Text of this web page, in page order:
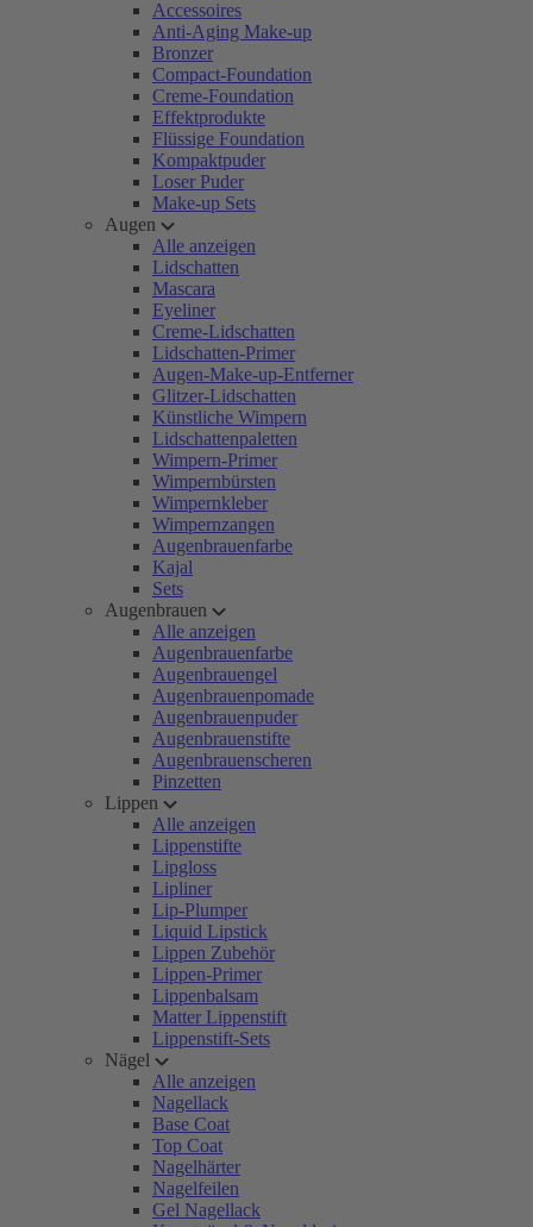
Accessoires
Anti-Aging Make-up
Bronzer
Compact-Foundation
Creme-Foundation
Effektprodukte
Flüssige Foundation
Kompaktpuder
Loser Puder
Make-up Sets
Augen
Alle anzeigen
Lidschatten
Mascara
Eyeliner
Creme-Lidschatten
Lidschatten-Primer
Augen-Make-up-Entferner
Glitzer-Lidschatten
Künstliche Wimpern
Lidschattenpaletten
Wimpern-Primer
Wimpernbürsten
Wimpernkleber
Wimpernzangen
Augenbrauenfarbe
Kajal
Sets
Augenbrauen
Alle anzeigen
Augenbrauenfarbe
Augenbrauengel
Augenbrauenpomade
Augenbrauenpuder
Augenbrauenstifte
Augenbrauenscheren
Pinzetten
Lippen
Alle anzeigen
Lippenstifte
Lipgloss
Lipliner
Lip-Plumper
Liquid Lipstick
Lippen Zubehör
Lippen-Primer
Lippenbalsam
Matter Lippenstift
Lippenstift-Sets
Nägel
Alle anzeigen
Nagellack
Base Coat
Top Coat
Nagelhärter
Nagelfeilen
Gel Nagellack